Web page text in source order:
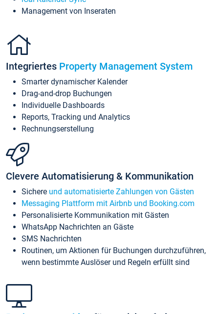
Management von Inseraten
Integriertes Property Management System
Smarter dynamischer Kalender
Drag-and-drop Buchungen
Individuelle Dashboards
Reports, Tracking und Analytics
Rechnungserstellung
Clevere Automatisierung & Kommunikation
Sichere und automatisierte Zahlungen von Gästen
Messaging Plattform mit Airbnb und Booking.com
Personalisierte Kommunikation mit Gästen
WhatsApp Nachrichten an Gäste
SMS Nachrichten
Routinen, um Aktionen für Buchungen durchzuführen,
wenn bestimmte Auslöser und Regeln erfüllt sind